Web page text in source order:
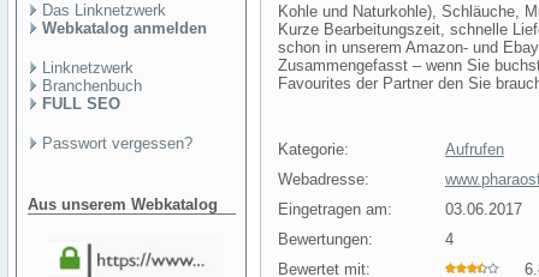
Das Linknetzwerk
Webkatalog anmelden
Linknetzwerk
Branchenbuch
FULL SEO
Passwort vergessen?
Aus unserem Webkatalog
Kohle und Naturkohle), Schläuche,
Kurze Bearbeitungszeit, schnelle
schon in unserem Amazon- und
Zusammengefasst – wenn Sie
Favourites der Partner den Sie
Kategorie:
Aufrufen
Webadresse:
Eingetragen am:
03.06.2017
Bewertungen:
4
Bewertet mit: